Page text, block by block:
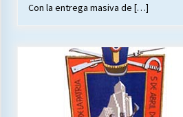
Con la entrega masiva de […]